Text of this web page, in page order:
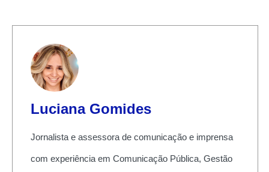
Luciana Gomides
Jornalista e assessora de comunicação e imprensa
com experiência em Comunicação Pública, Gestão